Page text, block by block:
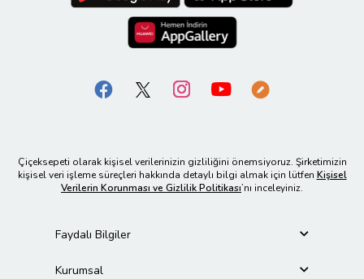
Çiçeksepeti olarak kişisel verilerinizin gizliliğini önemsiyoruz. Şirketimizin
kişisel veri işleme süreçleri hakkında detaylı bilgi almak için lütfen Kişisel
Verilerin Korunması ve Gizlilik Politikası’nı inceleyiniz.
Faydalı Bilgiler
Kurumsal